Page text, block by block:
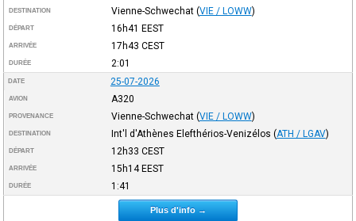
DESTINATION Vienne-Schwechat (VIE / LOWW)
DÉPART 16h41 EEST
ARRIVÉE 17h43 CEST
DURÉE 2:01
DATE 25-07-2026
AVION A320
PROVENANCE Vienne-Schwechat (VIE / LOWW)
DESTINATION Int'l d'Athènes Elefthérios-Venizélos (ATH / LGAV)
DÉPART 12h33 CEST
ARRIVÉE 15h14EEST
DURÉE 1:41
Plus d'info →